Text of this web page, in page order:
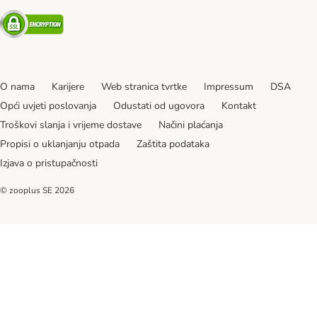
Security
O nama Karijere Web stranica tvrtke Impressum
DSA
Opći uvjeti poslovanja
Odustati od ugovora
Kontakt
Troškovi slanja i vrijeme dostave
Načini plaćanja
Propisi o uklanjanju otpada
Zaštita podataka
Izjava o pristupačnosti
© zooplus SE 2026